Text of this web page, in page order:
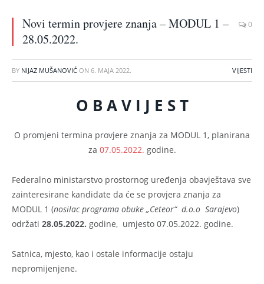
Novi termin provjere znanja – MODUL 1 –
28.05.2022.
0
BY NIJAZ MUŠANOVIĆ ON 6. MAJA 2022. VIJESTI
O B A V I J E S T
O promjeni termina provjere znanja za MODUL 1, planirana
za 07.05.2022. godine.
Federalno ministarstvo prostornog uređenja obavještava sve
zainteresirane kandidate da će se provjera znanja za
MODUL 1 (nosilac programa obuke „Ceteor“ d.o.o Sarajevo)
održati 28.05.2022. godine, umjesto 07.05.2022. godine.
Satnica, mjesto, kao i ostale informacije ostaju
nepromijenjene.